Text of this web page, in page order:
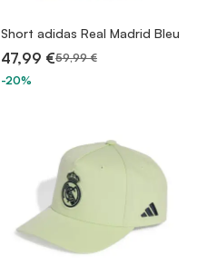
Short adidas Real Madrid Bleu
47,99 €59,99 €
-20%